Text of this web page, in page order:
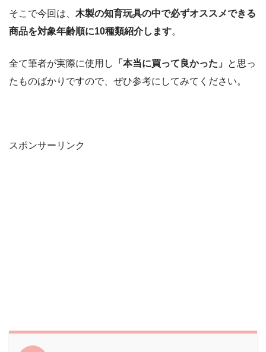
そこで今回は、 木製の知育玩具の中で必ずオススメできる
商品を対象年齢順に10種類紹介します。
全て筆者が実際に使用し 「本当に買って良かった」 と思っ
たものばかりですので、ぜひ参考にしてみてください。
スポンサーリンク